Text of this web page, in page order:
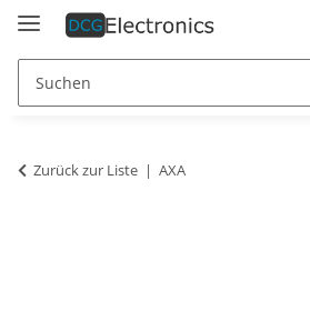
Zurück zur Liste AXA